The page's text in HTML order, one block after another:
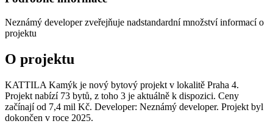
Neznámý developerzveřejňuje nadstandardní množství informací o
projektu
O projektu
KATTILA Kamýk je nový bytový projekt v lokalitě Praha 4.
Projekt nabízí 73 bytů, z toho 3 je aktuálně k dispozici. Ceny
začínají od 7,4 mil Kč. Developer: Neznámý developer. Projekt byl
dokončen v roce 2025.